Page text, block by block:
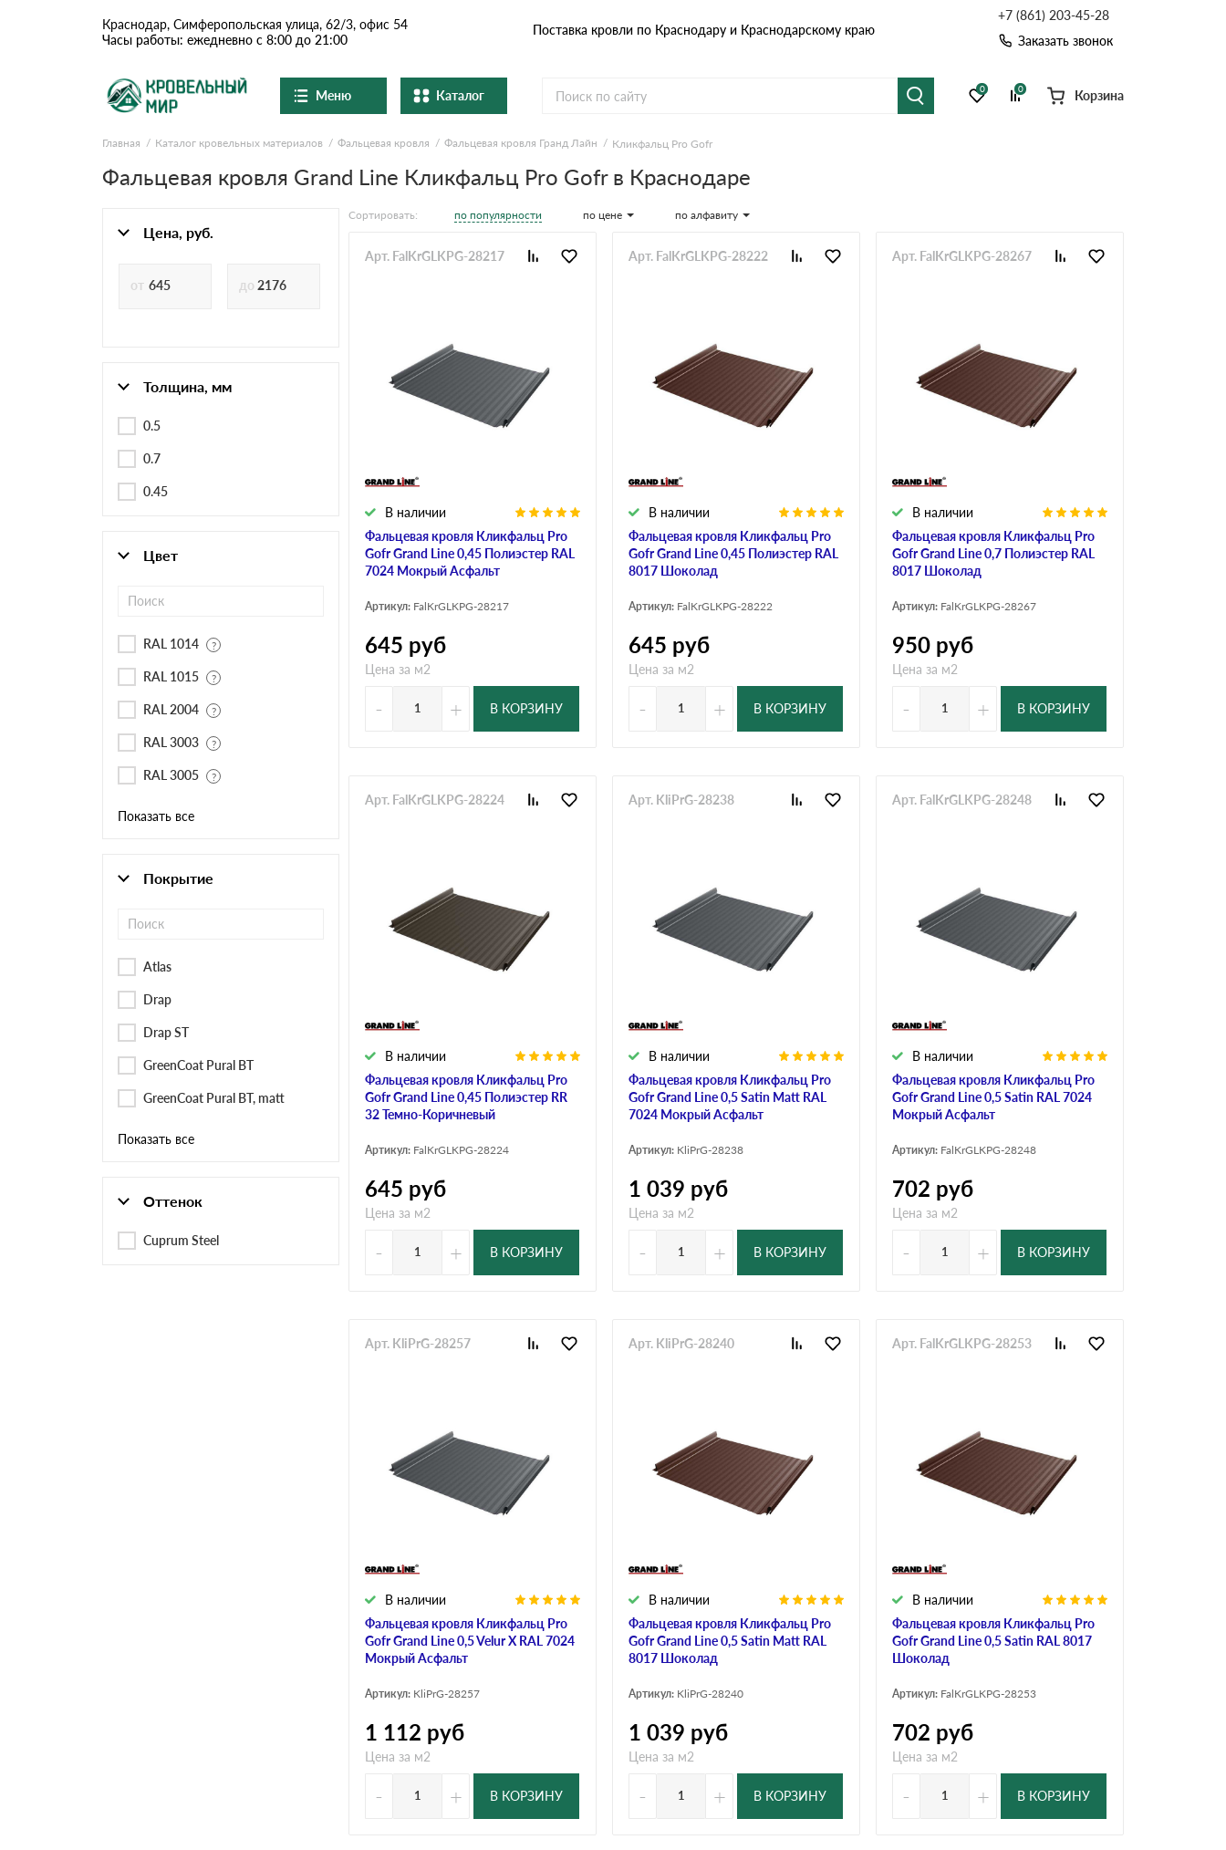
Поставка кровли по Краснодару и Краснодарскому краю
Краснодар, Симферопольская улица, 62/3, офис 54
Часы работы: ежедневно с 8:00 до 21:00
+7 (861) 203-45-28
Заказать звонок
Меню
О компании
Вопросы-ответы
Каталог
Ондулин и шифер Металлочерепица
Натуральная керамическая
Сланцевая кровля Профнастил и штакетник Водосточные системы Софиты
Черепица Ондулин
Шифер плоский Шифер для грядок Шифер волновой
Шифер 7-волновой
0 0 Корзина
Главная Каталог кровельных материалов Фальцевая кровля Фальцевая кровля Гранд Лайн Кликфальц Pro Gofr
Фальцевая кровля Grand Line Кликфальц Pro Gofr в Краснодаре
Цена, руб.
Толщина, мм
0.5
0.7
0.45
Цвет
RAL 1014
RAL 1015
RAL 2004
RAL 3003
RAL 3005
Показать все
Покрытие
Atlas
Drap
Drap ST
GreenCoat Pural BT
GreenCoat Pural BT, matt
Показать все
Оттенок
Cuprum Steel
Сортировать: по популярности по цене по алфавиту
Фальцевая кровля Кликфальц Pro
Gofr Grand Line 0,45 Полиэстер RAL
7024 Мокрый Асфальт
В наличии
Арт. FalKrGLKPG-28217
Артикул: FalKrGLKPG-28217
645 руб
Цена за м2
- + В КОРЗИНУ
Фальцевая кровля Кликфальц Pro
Gofr Grand Line 0,45 Полиэстер RAL
8017 Шоколад
В наличии
Арт. FalKrGLKPG-28222
Артикул: FalKrGLKPG-28222
645 руб
Цена за м2
- + В КОРЗИНУ
Фальцевая кровля Кликфальц Pro
Gofr Grand Line 0,7 Полиэстер RAL
8017 Шоколад
В наличии
Арт. FalKrGLKPG-28267
Артикул: FalKrGLKPG-28267
950 руб
Цена за м2
- + В КОРЗИНУ
Фальцевая кровля Кликфальц Pro
Gofr Grand Line 0,45 Полиэстер RR
32 Темно-Коричневый
В наличии
Арт. FalKrGLKPG-28224
Артикул: FalKrGLKPG-28224
645 руб
Цена за м2
- + В КОРЗИНУ
Фальцевая кровля Кликфальц Pro
Gofr Grand Line 0,5 Satin Matt RAL
7024 Мокрый Асфальт
В наличии
Арт. KliPrG-28238
Артикул: KliPrG-28238
1 039 руб
Цена за м2
- + В КОРЗИНУ
Фальцевая кровля Кликфальц Pro
Gofr Grand Line 0,5 Satin RAL 7024
Мокрый Асфальт
В наличии
Арт. FalKrGLKPG-28248
Артикул: FalKrGLKPG-28248
702 руб
Цена за м2
- + В КОРЗИНУ
Фальцевая кровля Кликфальц Pro
Gofr Grand Line 0,5 Velur X RAL 7024
Мокрый Асфальт
В наличии
Арт. KliPrG-28257
Артикул: KliPrG-28257
1 112 руб
Цена за м2
- + В КОРЗИНУ
Фальцевая кровля Кликфальц Pro
Gofr Grand Line 0,5 Satin Matt RAL
8017 Шоколад
В наличии
Арт. KliPrG-28240
Артикул: KliPrG-28240
1 039 руб
Цена за м2
- + В КОРЗИНУ
Фальцевая кровля Кликфальц Pro
Gofr Grand Line 0,5 Satin RAL 8017
Шоколад
В наличии
Арт. FalKrGLKPG-28253
Артикул: FalKrGLKPG-28253
702 руб
Цена за м2
- + В КОРЗИНУ